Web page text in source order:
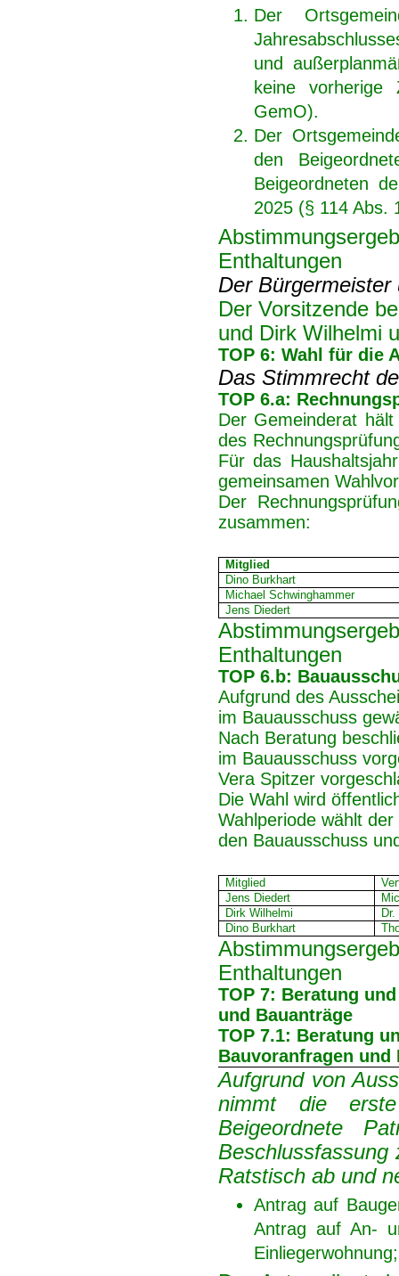
Der
und
keine vorherige
GemO).
Der
den
Beigeordneten
2025 (§ 114 Abs.
Enthaltungen
Der
Der Vorsitzende
und Dirk Wilhelmi
TOP 6: Wahl für die
Das Stimmrecht
TOP 6.a:
Der Gemeinderat
des
Für das
gemeinsamen
Der
zusammen:
Mitglied
Dino Burkhart
Michael Schwinghammer
Jens Diedert
Enthaltungen
TOP 6.b:
Aufgrund des
im Bauausschuss
Nach Beratung
im Bauausschuss
Vera Spitzer
Die Wahl wird
Wahlperiode wählt
den Bauausschuss
Mitglied
Jens Diedert
Dirk Wilhelmi
Dino Burkhart
Enthaltungen
TOP 7: Beratung
und Bauanträge
TOP 7.1: Beratung
Bauvoranfragen und
Aufgrund von
nimmt die
Beigeordnete
Beschlussfassung
Ratstisch ab und
Antrag auf
Antrag auf An-